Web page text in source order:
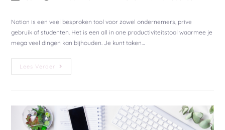
Notion is een veel besproken tool voor zowel ondernemers, prive
gebruik of studenten. Het is een all in one productiviteitstool waarmee je
mega veel dingen kan bijhouden. Je kunt taken…
Lees Verder